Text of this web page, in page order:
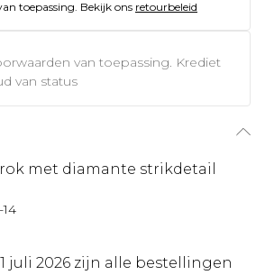
toepassing. Bekijk ons retourbeleid
van toepassing. Krediet
van status
met diamante strikdetail
juli 2026 zijn alle bestellingen